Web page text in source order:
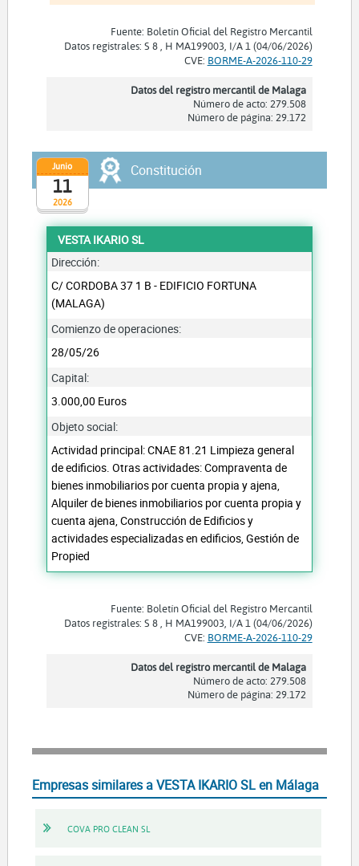
Fuente: Boletín Oficial del Registro Mercantil
Datos registrales: S 8 , H MA199003, I/A 1 (04/06/2026)
CVE: BORME-A-2026-110-29
Datos del registro mercantil de Malaga
Número de acto: 279.508
Número de página: 29.172
2026
Junio
11
Constitución
VESTA IKARIO SL
Dirección:
C/ CORDOBA 37 1 B - EDIFICIO FORTUNA
(MALAGA)
Comienzo de operaciones:
28/05/26
Capital:
3.000,00 Euros
Objeto social:
Actividad principal: CNAE 81.21 Limpieza general
de edificios. Otras actividades: Compraventa de
bienes inmobiliarios por cuenta propia y ajena,
Alquiler de bienes inmobiliarios por cuenta propia y
cuenta ajena, Construcción de Edificios y
actividades especializadas en edificios, Gestión de
Propied
Fuente: Boletín Oficial del Registro Mercantil
Datos registrales: S 8 , H MA199003, I/A 1 (04/06/2026)
CVE: BORME-A-2026-110-29
Datos del registro mercantil de Malaga
Número de acto: 279.508
Número de página: 29.172
Empresas similares a VESTA IKARIO SL en Málaga
COVA PRO CLEAN SL